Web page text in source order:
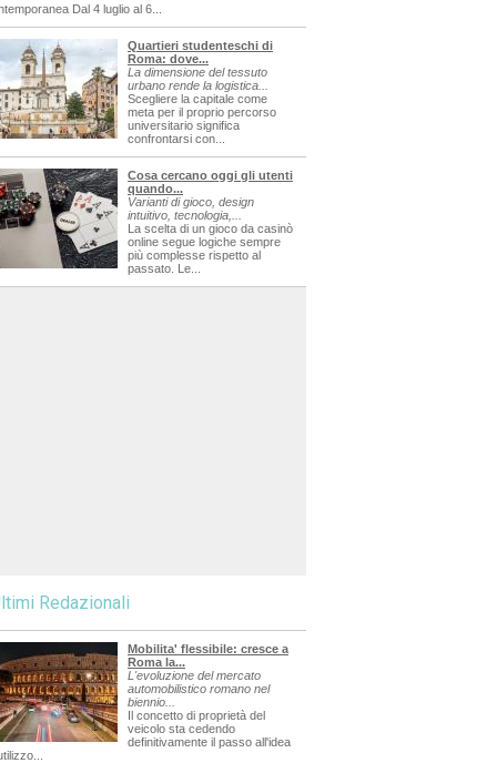
Dal 4 luglio al 6...
Quartieri studenteschi di
Roma: dove...
La dimensione del tessuto
urbano rende la logistica...
Scegliere la capitale come
meta per il proprio percorso
universitario significa
confrontarsi con...
Cosa cercano oggi gli utenti
quando...
Varianti di gioco, design
intuitivo, tecnologia,...
La scelta di un gioco da casinò
online segue logiche sempre
più complesse rispetto al
passato. Le...
Redazionali
Mobilita' flessibile: cresce a
Roma la...
L'evoluzione del mercato
automobilistico romano nel
biennio...
Il concetto di proprietà del
veicolo sta cedendo
definitivamente il passo all'idea